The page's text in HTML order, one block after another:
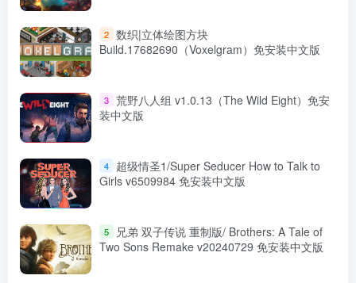
2 数织|立体绘图方块
Build.17682690（Voxelgram）免安装中文版
3 荒野八人组 v1.0.13（The Wild Eight）免安
装中文版
4
超级情圣1/Super Seducer How to Talk to
Girls v6509984 免安装中文版
5
兄弟 双子传说 重制版/ Brothers: A Tale of
Two Sons Remake v20240729 免安装中文版